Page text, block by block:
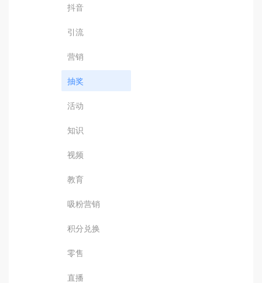
抖音
引流
营销
抽奖
活动
知识
视频
教育
吸粉营销
积分兑换
零售
直播